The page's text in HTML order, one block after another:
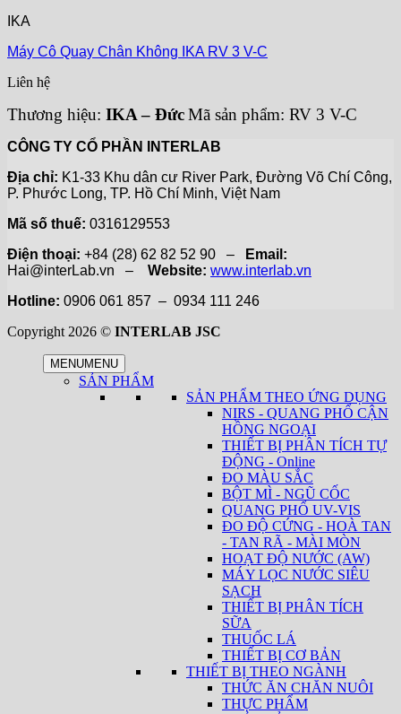
IKA
Máy Cô Quay Chân Không IKA RV 3 V-C
Liên hệ
Thương hiệu: IKA – ĐứcMã sản phẩm: RV 3 V-C
CÔNG TY CỔ PHẦN INTERLAB
Địa chỉ: K1-33 Khu dân cư River Park, Đường Võ Chí Công,
P. Phước Long, TP. Hồ Chí Minh, Việt Nam
Mã số thuế: 0316129553
Điện thoại: +84 (28) 62 82 52 90 –
Email:
Hai@interLab.vn – Website: www.interlab.vn
Hotline: 0906 061 857 – 0934 111 246
Copyright 2026 © INTERLAB JSC
MENUMENU
SẢN PHẨM
SẢN PHẨM THEO ỨNG DỤNG
NIRS - QUANG PHỔ CẬN
HỒNG NGOẠI
THIẾT BỊ PHÂN TÍCH TỰ
ĐỘNG - Online
ĐO MÀU SẮC
BỘT MÌ - NGŨ CỐC
QUANG PHỔ UV-VIS
ĐO ĐỘ CỨNG - HOÀ TAN
- TAN RÃ - MÀI MÒN
HOẠT ĐỘ NƯỚC (AW)
MÁY LỌC NƯỚC SIÊU
SẠCH
THIẾT BỊ PHÂN TÍCH
SỮA
THUỐC LÁ
THIẾT BỊ CƠ BẢN
THIẾT BỊ THEO NGÀNH
THỨC ĂN CHĂN NUÔI
THỰC PHẨM